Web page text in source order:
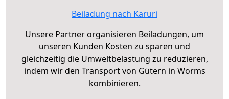
Beiladung nach Karuri
Unsere Partner organisieren Beiladungen, um
unseren Kunden Kosten zu sparen und
gleichzeitig die Umweltbelastung zu reduzieren,
indem wir den Transport von Gütern in Worms
kombinieren.